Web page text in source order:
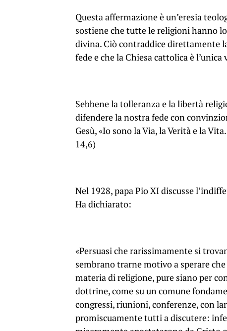
Questa affermazione è un’eresia
sostiene che tutte le religioni hanno
divina. Ciò contraddice direttamente
fede e che la Chiesa cattolica è l’unica
Sebbene la tolleranza e la libertà
difendere la nostra fede con
Gesù, «Io sono la Via, la Verità e la
14,6)
Nel 1928, papa Pio XI discusse
Ha dichiarato:
«Persuasi che rarissimamente si
sembrano trarne motivo a sperare
materia di religione, pure siano per
dottrine, come su un comune
congressi, riunioni, conferenze, con
promiscuamente tutti a discutere: